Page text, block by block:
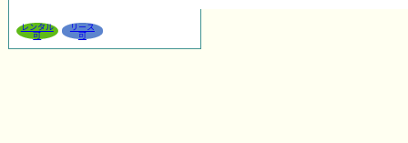
レンタル
可
リース
可